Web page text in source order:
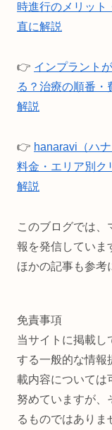
時進行のメリット
直に解説
👉 インプラント
る？治療の順番・
解説
👉 hanaravi（ハ
料金・エリア別ク
解説
このブログでは、
報を発信していま
ほかの記事も参考
免責事項
当サイトに掲載し
する一般的な情報
載内容については
努めていますが、
るものではありま